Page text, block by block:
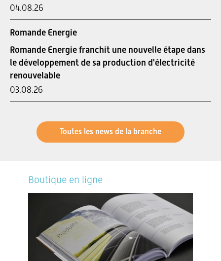
04.08.26
Romande Energie
Romande Energie franchit une nouvelle étape dans
le développement de sa production d'électricité
renouvelable
03.08.26
Toutes les news de la branche
Boutique en ligne